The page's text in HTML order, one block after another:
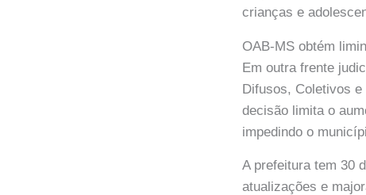
crianças e
OAB-MS obtém
Em outra frente
Difusos, Coletivos e
decisão limita o
impedindo o
A prefeitura tem 30
atualizações e